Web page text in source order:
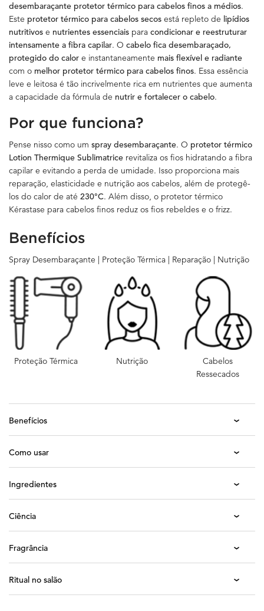
desembaraçante protetor térmico para cabelos finos a médios.
Este protetor térmico para cabelos secos está repleto de lipídios
nutritivos e nutrientes essenciais para condicionar e reestruturar
intensamente a fibra capilar. O cabelo fica desembaraçado,
protegido do calor e instantaneamente mais flexível e radiante
com o melhor protetor térmico para cabelos finos. Essa essência
leve e leitosa é tão incrivelmente rica em nutrientes que aumenta
a capacidade da fórmula de nutrir e fortalecer o cabelo.
Por que funciona?
Pense nisso como um spray desembaraçante. O protetor térmico
Lotion Thermique Sublimatrice revitaliza os fios hidratando a fibra
capilar e evitando a perda de umidade. Isso proporciona mais
reparação, elasticidade e nutrição aos cabelos, além de protegê-
los do calor de até 230°C. Além disso, o protetor térmico
Kérastase para cabelos finos reduz os fios rebeldes e o frizz.
Benefícios
Spray Desembaraçante | Proteção Térmica | Reparação | Nutrição
Proteção Térmica Nutrição
Cabelos
Ressecados
Benefícios
Como usar
Ingredientes
Ciência
Fragrância
Ritual no salão